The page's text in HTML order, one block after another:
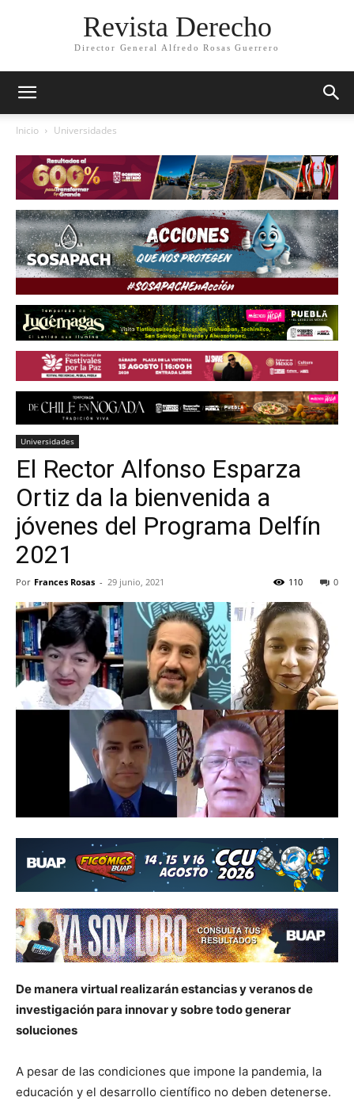
Revista Derecho
Director General Alfredo Rosas Guerrero
Inicio Universidades
Universidades
El Rector Alfonso Esparza
Ortiz da la bienvenida a
jóvenes del Programa Delfín
2021
Por Frances Rosas - 29 junio, 2021 0
110
De manera virtual realizarán estancias y veranos de
investigación para innovar y sobre todo generar
soluciones
A pesar de las condiciones que impone la pandemia, la
educación y el desarrollo científico no deben detenerse.